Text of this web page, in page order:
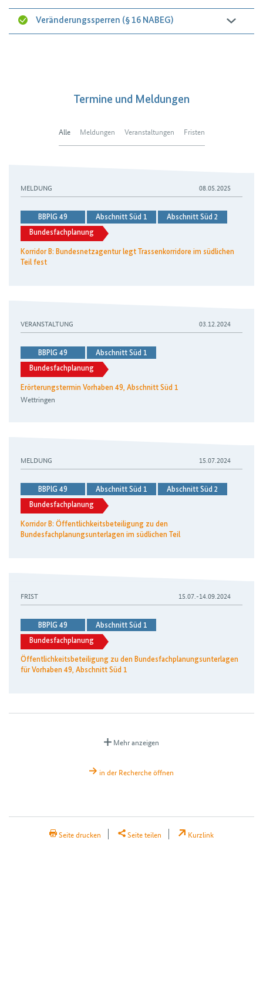
Veränderungssperren (§ 16 NABEG)
Termine und Meldungen
Alle Meldungen Veranstaltungen Fristen
MELDUNG 08.05.2025
BBPlG 49 Abschnitt Süd 1
Abschnitt Süd 2
Bundesfachplanung
Korridor B: Bundesnetzagentur legt Trassenkorridore im südlichen
Teil fest
VERANSTALTUNG 03.12.2024
BBPlG 49
Abschnitt Süd 1
Bundesfachplanung
Erörterungstermin Vorhaben 49, Abschnitt Süd 1
Wettringen
MELDUNG 15.07.2024
BBPlG 49 Abschnitt Süd 1
Abschnitt Süd 2
Bundesfachplanung
Korridor B: Öffentlichkeitsbeteiligung zu den
Bundesfachplanungsunterlagen im südlichen Teil
FRIST 15.07.-14.09.2024
BBPlG 49
Abschnitt Süd 1
Bundesfachplanung
Öffentlichkeitsbeteiligung zu den Bundesfachplanungsunterlagen
für Vorhaben 49, Abschnitt Süd 1
Mehr anzeigen
in der Recherche öffnen
Seite drucken Seite teilen Kurzlink